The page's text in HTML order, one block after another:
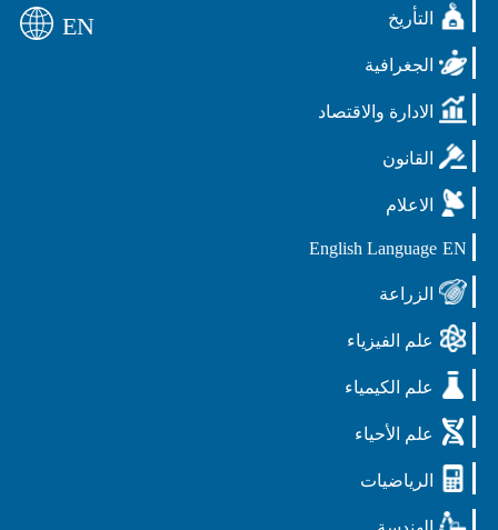
التأريخ
الجغرافية
الادارة والاقتصاد
القانون
الاعلام
EN
English Language
الزراعة
علم الفيزياء
علم الكيمياء
علم الأحياء
الرياضيات
EN